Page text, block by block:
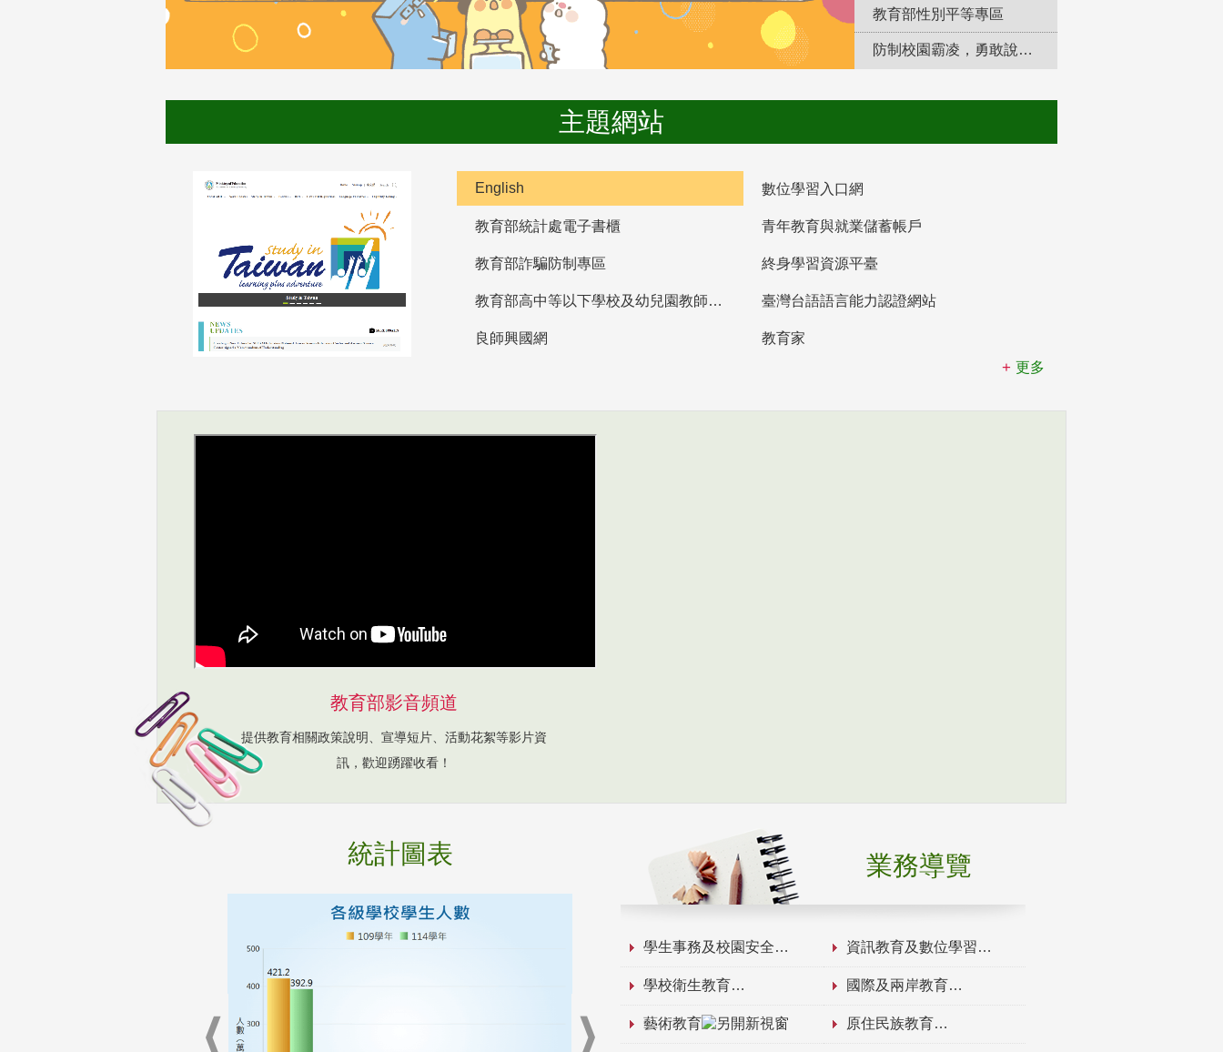
教育部性別平等專區
防制校園霸凌，勇敢說出來！
主題網站
English 數位學習入口網
教育部統計處電子書櫃 青年教育與就業儲蓄帳戶
教育部詐騙防制專區 終身學習資源平臺
教育部高中等以下學校及幼兒園教師資格檢定考試 臺灣台語語言能力認證網站
良師興國網
教育家
更多
教育部影音頻道
提供教育相關政策說明、宣導短片、活動花絮等影片資
訊，歡迎踴躍收看！
統計圖表 業務導覽
學生事務及校園安全 資訊教育及數位學習
學校衛生教育 國際及兩岸教育
藝術教育 原住民族教育